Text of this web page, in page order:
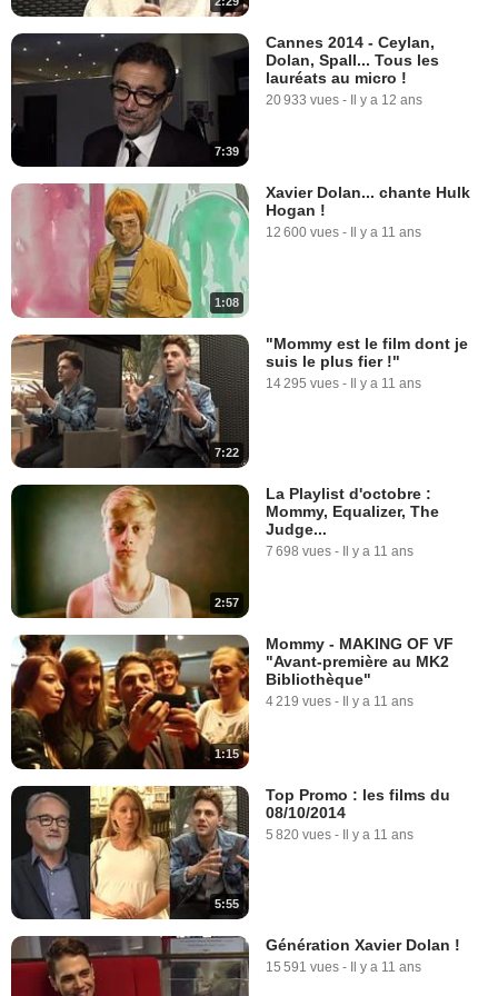
7:39
Cannes 2014 - Ceylan,
Dolan, Spall... Tous les
lauréats au micro !
20 933 vues - Il y a 12 ans
1:08
Xavier Dolan... chante Hulk
Hogan !
12 600 vues - Il y a 11 ans
7:22
"Mommy est le film dont je
suis le plus fier !"
14 295 vues - Il y a 11 ans
2:57
La Playlist d'octobre :
Mommy, Equalizer, The
Judge...
7 698 vues - Il y a 11 ans
1:15
Mommy - MAKING OF VF
"Avant-première au MK2
Bibliothèque"
4 219 vues - Il y a 11 ans
5:55
Top Promo : les films du
08/10/2014
5 820 vues - Il y a 11 ans
Génération Xavier Dolan !
15 591 vues - Il y a 11 ans